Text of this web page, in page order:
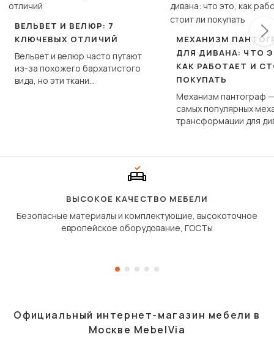
ВЕЛЬВЕТ И ВЕЛЮР: 7
КЛЮЧЕВЫХ ОТЛИЧИЙ
Вельвет и велюр часто путают
из-за похожего бархатистого
вида, но эти ткани
МЕХАНИЗМ
ДЛЯ ДИВАНА: ЧТО
КАК РАБОТАЕТ И
ПОКУПАТЬ
Механизм пантограф
самых популярных
трансформации для
сиденье не
дугообразной
ВЫСОКОЕ КАЧЕСТВО МЕБЕЛИ
Безопасные материалы и комплектующие, высокоточное
европейское оборудование, ГОСТы
Официальный интернет-магазин мебели в
Москве MebelVia